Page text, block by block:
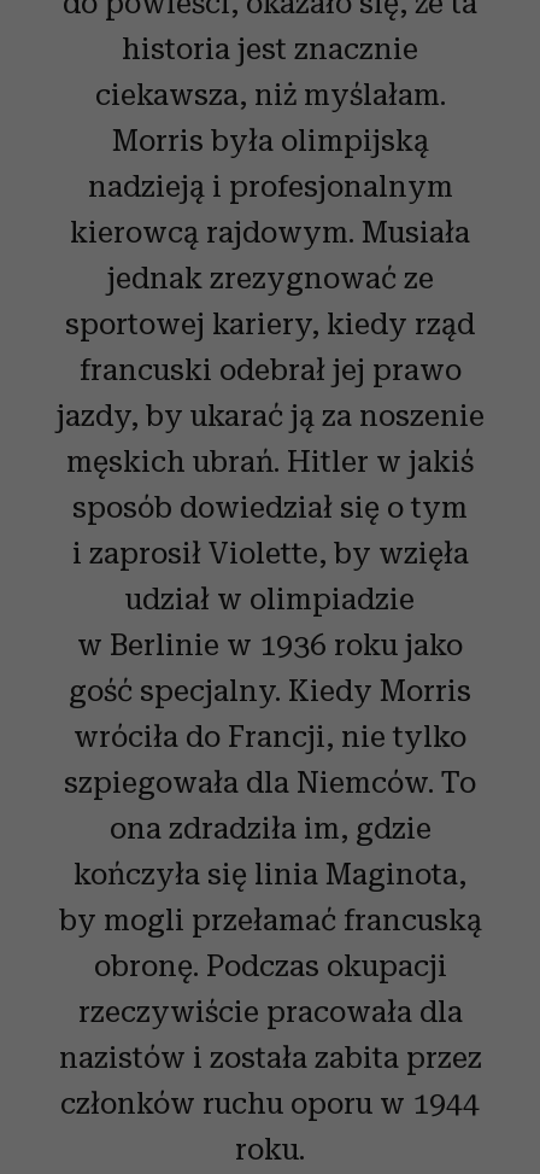
historia jest znacznie
ciekawsza, niż myślałam.
Morris była olimpijską
nadzieją i profesjonalnym
kierowcą rajdowym. Musiała
jednak zrezygnować ze
sportowej kariery, kiedy rząd
francuski odebrał jej prawo
jazdy, by ukarać ją za noszenie
męskich ubrań. Hitler w jakiś
sposób dowiedział się o tym
i zaprosił Violette, by wzięła
udział w olimpiadzie
w Berlinie w 1936 roku jako
gość specjalny. Kiedy Morris
wróciła do Francji, nie tylko
szpiegowała dla Niemców. To
ona zdradziła im, gdzie
kończyła się linia Maginota,
by mogli przełamać francuską
obronę. Podczas okupacji
rzeczywiście pracowała dla
nazistów i została zabita przez
członków ruchu oporu w 1944
roku.